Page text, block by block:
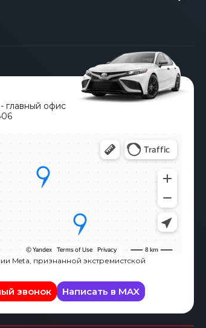
главный офис
Meta, признанной экстремистской
звонок Написать в MAX